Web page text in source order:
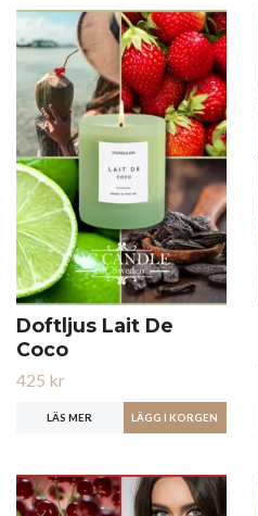
Doftljus Lait De
Coco
425 kr
LÄS MER